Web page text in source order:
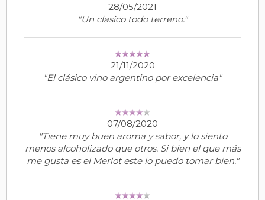
28/05/2021
"Un clasico todo terreno."
21/11/2020
"El clásico vino argentino por excelencia"
07/08/2020
"Tiene muy buen aroma y sabor, y lo siento
menos alcoholizado que otros. Si bien el que más
me gusta es el Merlot este lo puedo tomar bien."